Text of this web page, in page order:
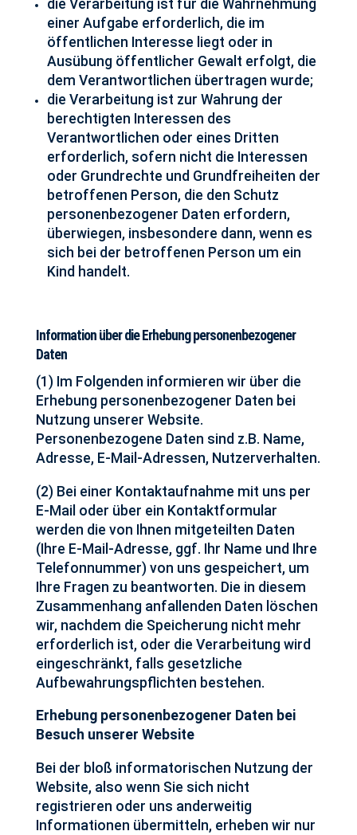
die Verarbeitung ist für die Wahrnehmung
einer Aufgabe erforderlich, die im
öffentlichen Interesse liegt oder in
Ausübung öffentlicher Gewalt erfolgt, die
dem Verantwortlichen übertragen wurde;
die Verarbeitung ist zur Wahrung der
berechtigten Interessen des
Verantwortlichen oder eines Dritten
erforderlich, sofern nicht die Interessen
oder Grundrechte und Grundfreiheiten der
betroffenen Person, die den Schutz
personenbezogener Daten erfordern,
überwiegen, insbesondere dann, wenn es
sich bei der betroffenen Person um ein
Kind handelt.
Information über die Erhebung personenbezogener
Daten
(1) Im Folgenden informieren wir über die
Erhebung personenbezogener Daten bei
Nutzung unserer Website.
Personenbezogene Daten sind z.B. Name,
Adresse, E-Mail-Adressen, Nutzerverhalten.
(2) Bei einer Kontaktaufnahme mit uns per
E-Mail oder über ein Kontaktformular
werden die von Ihnen mitgeteilten Daten
(Ihre E-Mail-Adresse, ggf. Ihr Name und Ihre
Telefonnummer) von uns gespeichert, um
Ihre Fragen zu beantworten. Die in diesem
Zusammenhang anfallenden Daten löschen
wir, nachdem die Speicherung nicht mehr
erforderlich ist, oder die Verarbeitung wird
eingeschränkt, falls gesetzliche
Aufbewahrungspflichten bestehen.
Erhebung personenbezogener Daten bei
Besuch unserer Website
Bei der bloß informatorischen Nutzung der
Website, also wenn Sie sich nicht
registrieren oder uns anderweitig
Informationen übermitteln, erheben wir nur